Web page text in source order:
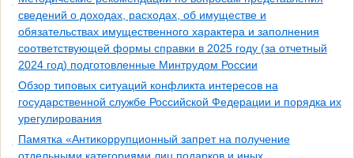
сведений о доходах, расходах, об имуществе и
обязательствах имущественного характера и заполнения
соответствующей формы справки в 2025 году (за отчетный
2024 год) подготовленные Минтрудом России
Обзор типовых ситуаций конфликта интересов на
государственной службе Российской Федерации и порядка их
урегулирования
Памятка «Антикоррупционный запрет на получение